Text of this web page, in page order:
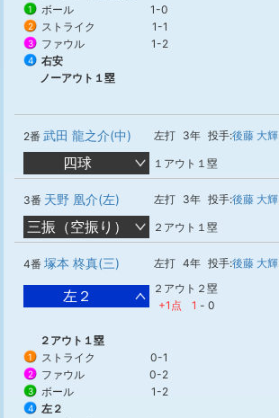
1 ボール 1-0
2 ストライク 1-1
3 ファウル 1-2
4
右安
ノーアウト１塁
2番 武田 龍之介(中) 左打 3年 投手:後藤 大輝
四球 １アウト１塁
3番 天野 凰介(左) 左打 3年 投手:後藤 大輝
三振（空振り） ２アウト１塁
4番 塚本 柊真(三) 左打 4年 投手:後藤 大輝
左２
２アウト２塁
+1点
1 - 0
２アウト１塁
1 ストライク 0-1
2 ファウル 0-2
3 ボール 1-2
4
左２